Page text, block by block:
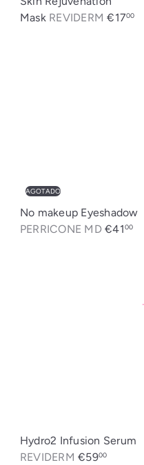
Mask REVIDERM€1700
AGOTADO
No makeup Eyeshadow
PERRICONE MD€4100
Hydro2 Infusion Serum
REVIDERM€5900